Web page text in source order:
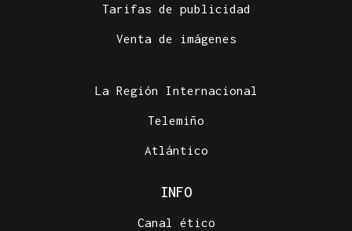
Tarifas de publicidad
Venta de imágenes
La Región Internacional
Telemiño
Atlántico
INFO
Canal ético